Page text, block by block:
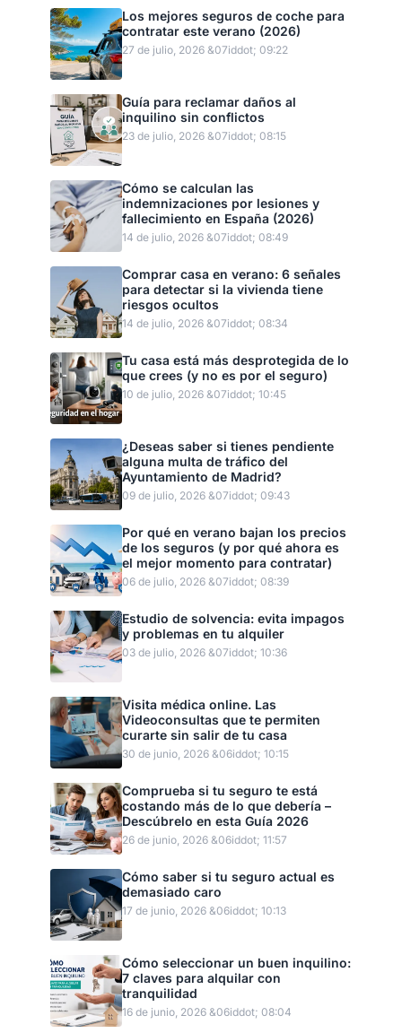
Los mejores seguros de coche para
contratar este verano (2026)
27 de julio, 2026 &07iddot; 09:22
Guía para reclamar daños al
inquilino sin conflictos
23 de julio, 2026 &07iddot; 08:15
Cómo se calculan las
indemnizaciones por lesiones y
fallecimiento en España (2026)
14 de julio, 2026 &07iddot; 08:49
Comprar casa en verano: 6 señales
para detectar si la vivienda tiene
riesgos ocultos
14 de julio, 2026 &07iddot; 08:34
Tu casa está más desprotegida de lo
que crees (y no es por el seguro)
10 de julio, 2026 &07iddot; 10:45
¿Deseas saber si tienes pendiente
alguna multa de tráfico del
Ayuntamiento de Madrid?
09 de julio, 2026 &07iddot; 09:43
Por qué en verano bajan los precios
de los seguros (y por qué ahora es
el mejor momento para contratar)
06 de julio, 2026 &07iddot; 08:39
Estudio de solvencia: evita impagos
y problemas en tu alquiler
03 de julio, 2026 &07iddot; 10:36
Visita médica online. Las
Videoconsultas que te permiten
curarte sin salir de tu casa
30 de junio, 2026 &06iddot; 10:15
Comprueba si tu seguro te está
costando más de lo que debería –
Descúbrelo en esta Guía 2026
26 de junio, 2026 &06iddot; 11:57
Cómo saber si tu seguro actual es
demasiado caro
17 de junio, 2026 &06iddot; 10:13
Cómo seleccionar un buen inquilino:
7 claves para alquilar con
tranquilidad
16 de junio, 2026 &06iddot; 08:04